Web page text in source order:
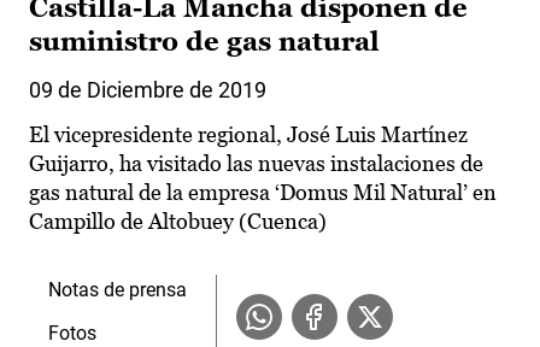
Castilla-La Mancha disponen de
suministro de gas natural
09 de Diciembre de 2019
El vicepresidente regional, José Luis Martínez
Guijarro, ha visitado las nuevas instalaciones de
gas natural de la empresa ‘Domus Mil Natural’ en
Campillo de Altobuey (Cuenca)
Notas de prensa
Fotos